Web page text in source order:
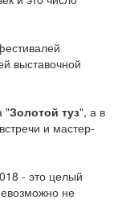
выставочной
"Золотой туз", а в
и мастер-
- это целый
не